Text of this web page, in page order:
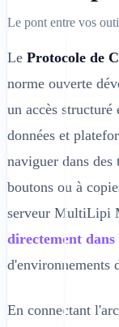
Le pont entre vos
Le Protocole de
norme ouverte
un accès structuré
données et
naviguer dans
boutons ou à
serveur MultiLipi
directement
d'environnements
En connectant